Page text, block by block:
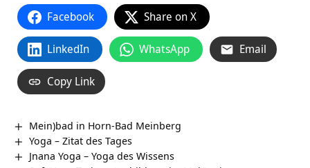
Facebook Share on X
LinkedIn WhatsApp Email
Copy Link
Mein)bad in Horn-Bad Meinberg
Yoga – Zitat des Tages
Jnana Yoga – Yoga des Wissens